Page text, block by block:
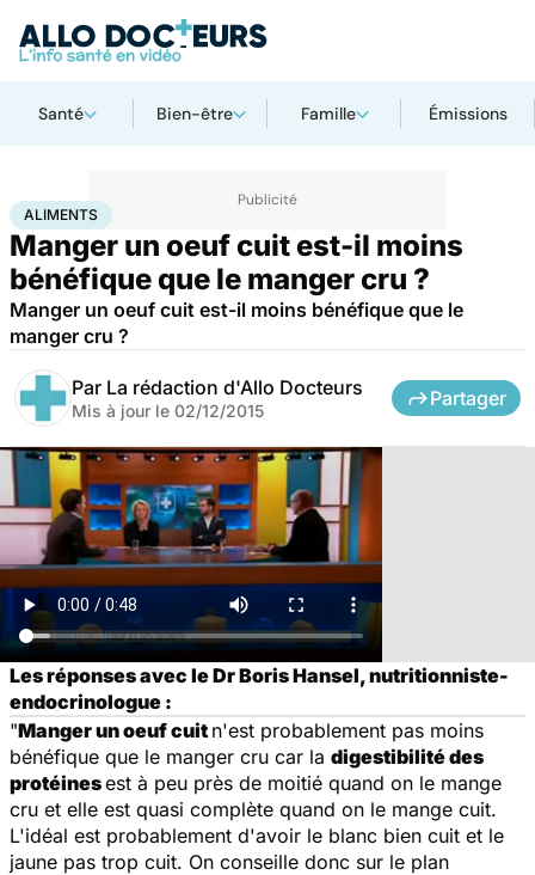
Santé Bien-être Famille Émissions
AccueilSantéAliments
ALIMENTS
Manger un oeuf cuit est-il moins
bénéfique que le manger cru ?
Manger un oeuf cuit est-il moins bénéfique que le
manger cru ?
Par La rédaction d'Allo Docteurs
Mis à jour le 02/12/2015
Partager
Les réponses avec le Dr Boris Hansel, nutritionniste-
endocrinologue :
"Manger un oeuf cuit n'est probablement pas moins
bénéfique que le manger cru car la digestibilité des
protéinesest à peu près de moitié quand on le mange
cru et elle est quasi complète quand on le mange cuit.
L'idéal est probablement d'avoir le blanc bien cuit et le
jaune pas trop cuit. On conseille donc sur le plan